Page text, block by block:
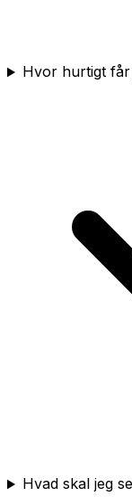
Hvor hurtigt får
Hvad skal jeg